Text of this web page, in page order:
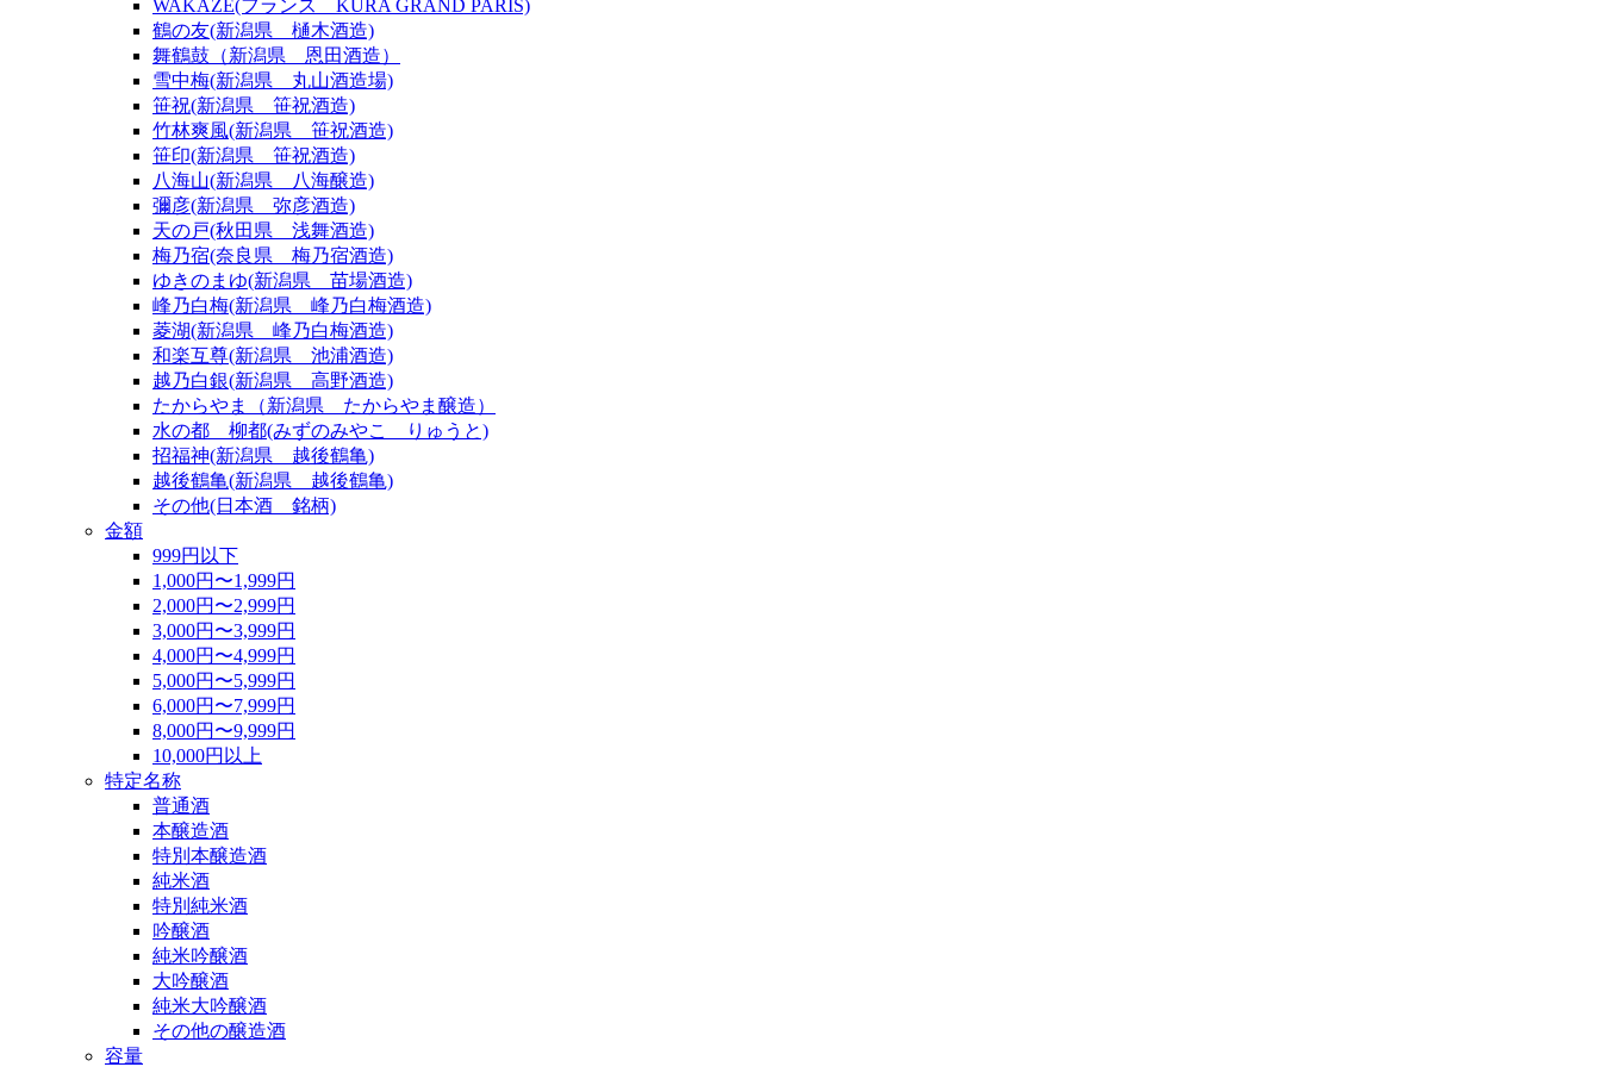
WAKAZE(フランス KURA GRAND PARIS)
鶴の友(新潟県 樋木酒造)
舞鶴鼓（新潟県 恩田酒造）
雪中梅(新潟県 丸山酒造場)
笹祝(新潟県 笹祝酒造)
竹林爽風(新潟県 笹祝酒造)
笹印(新潟県 笹祝酒造)
八海山(新潟県 八海醸造)
彌彦(新潟県 弥彦酒造)
天の戸(秋田県 浅舞酒造)
梅乃宿(奈良県 梅乃宿酒造)
ゆきのまゆ(新潟県 苗場酒造)
峰乃白梅(新潟県 峰乃白梅酒造)
菱湖(新潟県 峰乃白梅酒造)
和楽互尊(新潟県 池浦酒造)
越乃白銀(新潟県 高野酒造)
たからやま（新潟県 たからやま醸造）
水の都 柳都(みずのみやこ りゅうと)
招福神(新潟県 越後鶴亀)
越後鶴亀(新潟県 越後鶴亀)
その他(日本酒 銘柄)
金額
999円以下
1,000円〜1,999円
2,000円〜2,999円
3,000円〜3,999円
4,000円〜4,999円
5,000円〜5,999円
6,000円〜7,999円
8,000円〜9,999円
10,000円以上
特定名称
普通酒
本醸造酒
特別本醸造酒
純米酒
特別純米酒
吟醸酒
純米吟醸酒
大吟醸酒
純米大吟醸酒
その他の醸造酒
容量